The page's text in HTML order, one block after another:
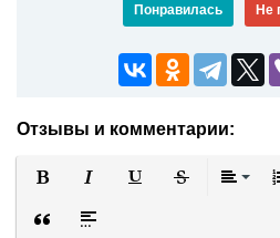
Понравилась Не
Отзывы и комментарии: